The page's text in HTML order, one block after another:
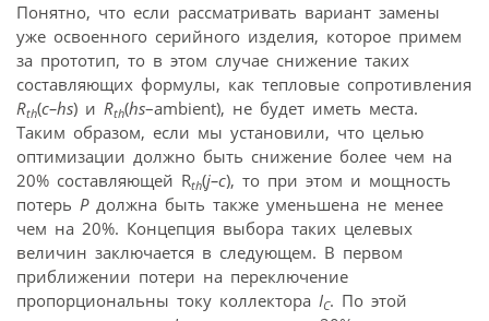
Понятно, что если рассматривать вариант замены
уже освоенного серийного изделия, которое примем
за прототип, то в этом случае снижение таких
составляющих формулы, как тепловые сопротивления
Rth(c–hs) и Rth(hs–ambient), не будет иметь места.
Таким образом, если мы установили, что целью
оптимизации должно быть снижение более чем на
20% составляющей Rth(j–c), то при этом и мощность
потерь Pдолжна быть также уменьшена не менее
чем на 20%. Концепция выбора таких целевых
величин заключается в следующем. В первом
приближении потери на переключение
пропорциональны току коллектора IC. По этой